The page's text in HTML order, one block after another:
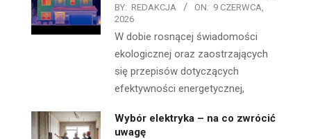
BY: REDAKCJA ON: 9 CZERWCA,
2026
W dobie rosnącej świadomości
ekologicznej oraz zaostrzających
się przepisów dotyczących
efektywności energetycznej,
Wybór elektryka – na co zwrócić
uwagę